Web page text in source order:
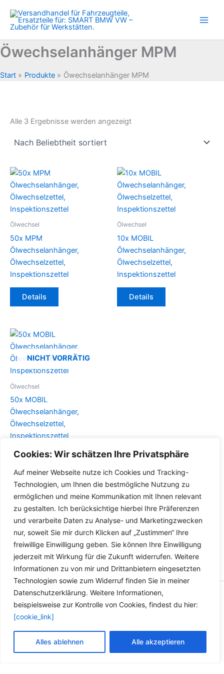
Cookies: Wir schätzen Ihre Privatsphäre
Auf meiner Webseite nutze ich Cookies und Tracking-
Technologien, um Ihnen die bestmögliche Nutzung zu
ermöglichen und meine Kommunikation mit Ihnen relevant
zu gestalten. Ich berücksichtige hierbei Ihre Präferenzen
und verarbeite Daten zu Analyse- und Marketingzwecken
nur, soweit Sie mir durch Klicken auf „Zustimmen“ Ihre
freiwillige Einwilligung geben. Sie können Ihre Einwilligung
jederzeit mit Wirkung für die Zukunft widerrufen. Weitere
Informationen zu von mir und Drittanbietern eingesetzten
Technologien sowie zum Widerruf finden Sie in meiner
Datenschutzerklärung. Weitere Informationen,
beispielsweise zur Kontrolle von Cookies, findest du hier:
[cookie_link]
Alles ablehnen Alle akzeptieren
Inhalt
springen
Öwechselanhänger MPM
Start Produkte Öwechselanhänger MPM
Alle 3 Ergebnisse werden angezeigtNach
Ölwechsel
50x MPM
Ölwechselanhänger,
Ölwechselzettel,
Inspektionszettel
Details
Ölwechsel
10x MOBIL
Ölwechselanhänger,
Ölwechselzettel,
Inspektionszettel
Details
NICHT VORRÄTIG
Ölwechsel
50x MOBIL
Ölwechselanhänger,
Ölwechselzettel,
Inspektionszettel
Details
Copyright © 2026 Versandhandel für Fahrzeugteile, Ersatzteile
für: SMART BMW VW - Zubehör für Werkstätten.
Vertrag widerrufen